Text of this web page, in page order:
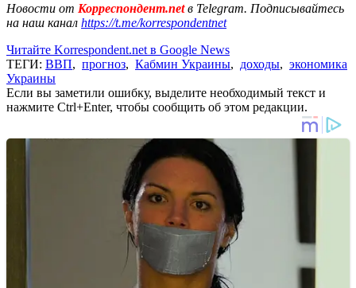
Новости от Корреспондент.netв Telegram. Подписывайтесь
на наш канал https://t.me/korrespondentnet
Читайте Korrespondent.net в Google News
ТЕГИ: ВВП, прогноз, Кабмин Украины, доходы, экономика
Украины
Если вы заметили ошибку, выделите необходимый текст и
нажмите Ctrl+Enter, чтобы сообщить об этом редакции.